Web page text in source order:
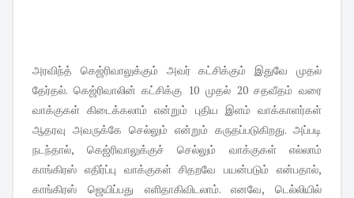
அரவிந்த் கெஜ்ரிவாலுக்கும் அவர் கட்சிக்கும் இதுவே முதல்
தேர்தல். கெஜ்ரிவாலின் கட்சிக்கு 10 முதல் 20 சதவீதம் வரை
வாக்குகள் கிடைக்கலாம் என்றும் புதிய இளம் வாக்காளர்கள்
ஆதரவு அவருக்கே செல்லும் என்றும் கருதப்படுகிறது. அப்படி
நடந்தால், கெஜ்ரிவாலுக்குச் செல்லும் வாக்குகள் எல்லாம்
காங்கிரஸ் எதிர்ப்பு வாக்குகள் சிதறவே பயன்படும் என்பதால்,
காங்கிரஸ் ஜெயிப்பது எளிதாகிவிடலாம். எனவே, டெல்லியில்